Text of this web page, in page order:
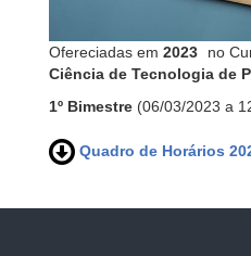
Ofereciadas em 2023 no
Ciência de Tecnologia de
1º Bimestre (06/03/2023 a
Quadro de Horários